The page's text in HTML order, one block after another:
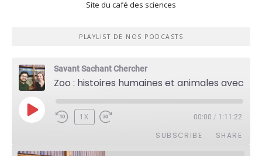
Site du café des sciences
PLAYLIST DE NOS PODCASTS
Savant Sachant Chercher
PLAY
EPISODE
1X 00:00 / 1:11:22
SUBSCRIBE SHARE